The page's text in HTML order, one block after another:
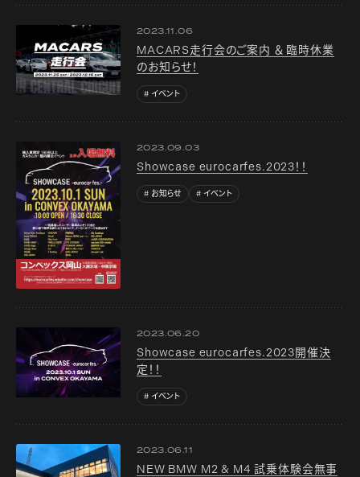
2023.11.06
MACARS走行会のご案内 ＆ 臨時休業
のお知らせ！
イベント
2023.09.03
Showcase eurocarfes.2023！！
お知らせ イベント
2023.06.20
Showcase eurocarfes.2023開催決
定！！
イベント
2023.06.11
NEW BMW M2 & M4 試乗体験会無事